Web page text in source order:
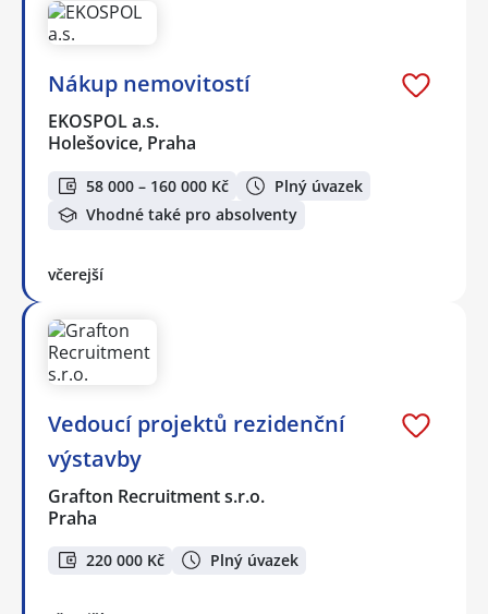
Nákup nemovitostí
EKOSPOL a.s.
Holešovice, Praha
58 000 – 160 000 Kč
Plný úvazek
Vhodné také pro absolventy
včerejší
Vedoucí projektů rezidenční
výstavby
Grafton Recruitment s.r.o.
Praha
220 000 Kč Plný úvazek